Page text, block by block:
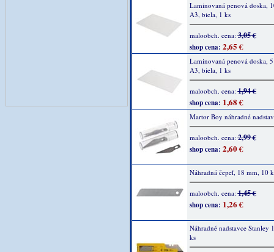
Laminovaná penová doska,
A3, biela, 1 ks
maloobch. cena:3,05 €
shop cena: 2,65 €
Laminovaná penová doska,
A3, biela, 1 ks
maloobch. cena:1,94 €
shop cena: 1,68 €
Martor Boy náhradné
maloobch. cena:2,99 €
shop cena: 2,60 €
Náhradná čepeľ, 18 mm, 10
maloobch. cena:1,45 €
shop cena: 1,26 €
Náhradné nadstavce Stanley
ks